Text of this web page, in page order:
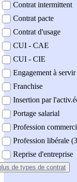
Contrat intermittent
Contrat pacte
Contrat d'usage
CUI - CAE
CUI - CIE
Engagement à
Franchise
Insertion par
Portage salarial
Profession
Profession libérale
Reprise d'entreprise
de types de contrat